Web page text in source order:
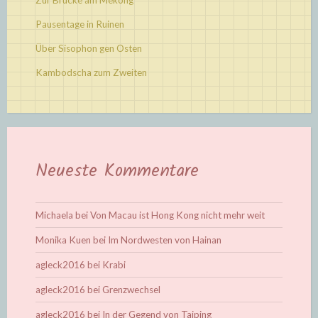
Pausentage in Ruinen
Über Sisophon gen Osten
Kambodscha zum Zweiten
Neueste Kommentare
Michaela beiVon Macau ist Hong Kong nicht mehr weit
Monika Kuen bei Im Nordwesten von Hainan
agleck2016 bei Krabi
agleck2016 bei Grenzwechsel
agleck2016 bei In der Gegend von Taiping